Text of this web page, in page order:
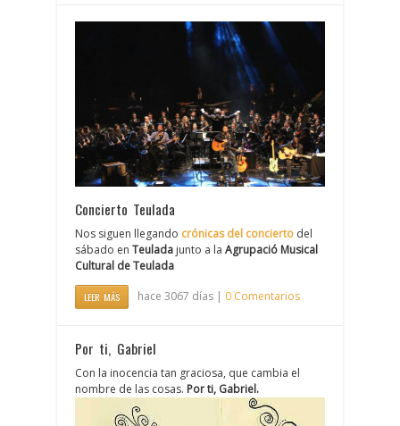
Concierto Teulada
Nos siguen llegando crónicas del concierto del
sábado en Teulada junto a la Agrupació Musical
Cultural de Teulada
LEER MÁS hace 3067 días | 0 Comentarios
Por ti, Gabriel
Con la inocencia tan graciosa, que cambia el
nombre de las cosas. Por ti, Gabriel.